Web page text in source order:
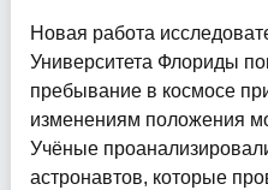
Новая работа
Университета Флориды
пребывание в космосе
изменениям положения
Учёные
астронавтов, которые